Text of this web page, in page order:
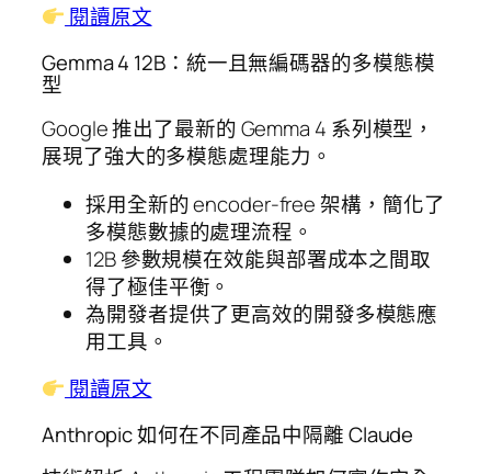
閱讀原文
Gemma 4 12B：統一且無編碼器的多模態模
型
Google 推出了最新的 Gemma 4 系列模型，
展現了強大的多模態處理能力。
採用全新的 encoder-free 架構，簡化了
多模態數據的處理流程。
12B 參數規模在效能與部署成本之間取
得了極佳平衡。
為開發者提供了更高效的開發多模態應
用工具。
閱讀原文
Anthropic 如何在不同產品中隔離 Claude